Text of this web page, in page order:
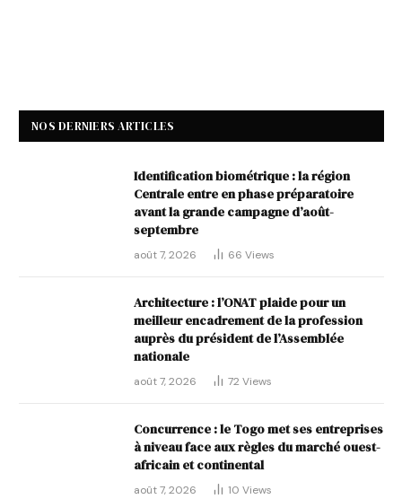
NOS DERNIERS ARTICLES
Identification biométrique : la région
Centrale entre en phase préparatoire
avant la grande campagne d’août-
septembre
août 7, 2026 66 Views
Architecture : l’ONAT plaide pour un
meilleur encadrement de la profession
auprès du président de l’Assemblée
nationale
août 7, 2026 72 Views
Concurrence : le Togo met ses entreprises
à niveau face aux règles du marché ouest-
africain et continental
août 7, 2026 10 Views